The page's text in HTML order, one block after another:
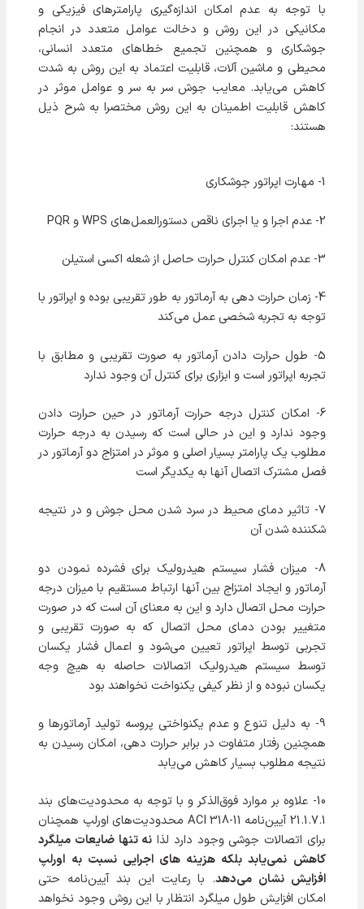
با توجه به عدم امکان اندازه‌گیری پارامترهای فیزیکی و
مکانیکی در این روش و دخالت عوامل متعدد در انجام
جوشکاری و همچنین تجمیع خطاهای متعدد انسانی،
محیطی و ماشین آلات، قابلیت اعتماد به این روش به شدت
کاهش می‌یابد. معایب جوش سر به سر و عوامل موثر در
کاهش قابلیت اطمینان به این روش مختصرا به شرح ذیل
هستند:
1- مهارت اپراتور جوشکاری
2- عدم اجرا و یا اجرای ناقص دستورالعمل‌های WPS و PQR
3- عدم امکان کنترل حرارت حاصل از شعله اکسی استیلن
4- زمان حرارت دهی به آرماتور به طور تقریبی بوده و اپراتور با
توجه به تجربه شخصی عمل می‌کند
5- طول حرارت دادن آرماتور به صورت تقریبی و مطابق با
تجربه اپراتور است و ابزاری برای کنترل آن وجود ندارد
6- امکان کنترل درجه حرارت آرماتور در حین حرارت دادن
وجود ندارد و این در حالی است که رسیدن به درجه حرارت
مطلوب یک پارامتر بسیار اصلی و موثر در امتزاج دو آرماتور در
فصل مشترک اتصال آنها به یکدیگر است
7- تاثیر دمای محیط در سرد شدن محل جوش و در نتيجه
شکننده شدن آن
8- میزان فشار سیستم هیدرولیک برای فشرده نمودن دو
آرماتور و ایجاد امتزاج بین آنها ارتباط مستقیم با میزان درجه
حرارت محل اتصال دارد و این به معنای آن است که در صورت
متغییر بودن دمای محل اتصال که به صورت تقریبی و
تجربی توسط اپراتور تعیین می‌شود و اعمال فشار یکسان
توسط سیستم هیدرولیک اتصالات حاصله به هیچ وجه
یکسان نبوده و از نظر کیفی یکنواخت نخواهند بود
9- به دلیل تنوع و عدم یکنواختی پروسه توليد آرماتورها و
همچنین رفتار متفاوت در برابر حرارت دهی، امکان رسیدن به
نتیجه مطلوب بسیار کاهش می‌یابد
10- علاوه بر موارد فوق‌الذکر و با توجه به محدودیت‌های بند
21.1.7.1 آیین‌نامه ACI 318-11 محدودیت‌های اورلپ همچنان
برای اتصالات جوشی وجود دارد لذا نه تنها ضایعات میلگرد
کاهش نمی‌یابد بلکه هزینه های اجرایی نسبت به اورلپ
افزایش نشان می‌دهد. با رعایت این بند آیین‌نامه حتی
امکان افزایش طول میلگرد انتظار با این روش وجود نخواهد